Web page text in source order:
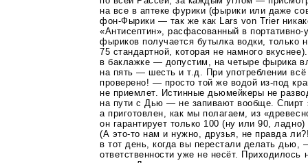
на все в аптеке фурики (фырики или даже
фон-Фырики — так же как Lars von Trier
«Антисептин», расфасованный впортативно-
фыриков получается бутылка водки, только
75 стандартной, которая не намного
в баклажке — допустим, на четыре фырика
на пять — шесть и т.д. При употреблении
проверено! — просто той же водой из-под
не приемлет. Истинные дьюмейкеры не
на пути с Дью — не запивают вообще. Спирт
а приготовлен, как мы полагаем, из
он гарантирует только 100 (ну или 90,
(А это-то нам и нужно, друзья, не правда
в тот день, когда вы перестали делать дью,
ответственности уже не несёт.